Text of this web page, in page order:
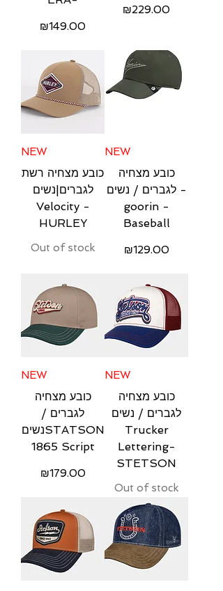
Price
₪149.00
Price
₪229.00
NEW
כובע מצחיה רשת
לגברים|נשים
Velocity -
HURLEY
Out of stock
NEW
כובע מצחיה
לגברים / נשים -
goorin -
Baseball
Price
₪129.00
NEW
כובע מצחיה
לגברים /
נשיםSTATSON
1865 Script
Price
₪179.00
NEW
כובע מצחיה
לגברים / נשים
Trucker
Lettering-
STETSON
Out of stock